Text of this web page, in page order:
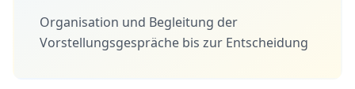
Organisation und Begleitung der
Vorstellungsgespräche bis zur Entscheidung